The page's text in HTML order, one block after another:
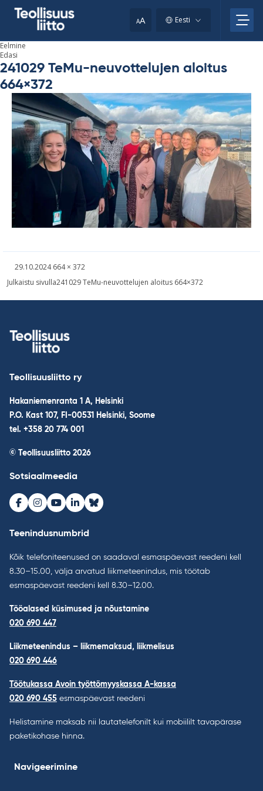
AA Eesti
Eelmine
Edasi
241029 TeMu-neuvottelujen aloitus
664×372
Kirjoitettu
29.10.2024 Täysikokoinen
664 × 372
Post
Julkaistu sivulla241029 TeMu-neuvottelujen aloitus 664×372
Teollisuusliitto ry
Hakaniemenranta 1 A, Helsinki
P.O. Kast 107, FI-00531 Helsinki, Soome
tel. +358 20 774 001
© Teollisuusliitto 2026
Sotsiaalmeedia
Facebook
Instagram
Youtube
LinkedInBluesky
Teenindusnumbrid
Kõik telefoniteenused on saadaval esmaspäevast reedeni kell
8.30–15.00, välja arvatud liikmeteenindus, mis töötab
esmaspäevast reedeni kell 8.30–12.00.
Tööalased küsimused ja nõustamine
020 690 447
Liikmeteenindus – liikmemaksud, liikmelisus
020 690 446
Töötukassa Avoin työttömyyskassa A-kassa
020 690 455 esmaspäevast reedeni
Helistamine maksab nii lautatelefonilt kui mobiililt tavapärase
paketikohase hinna.
Navigeerimine